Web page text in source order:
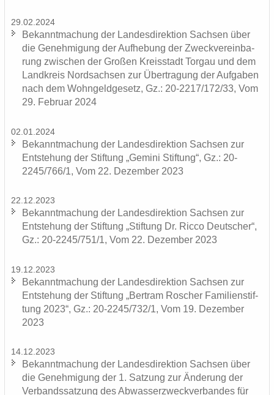
29.02.2024
Be­kannt­ma­chung der Lan­des­di­rek­ti­on Sach­sen über
die Ge­neh­mi­gung der Auf­he­bung der Zweck­ver­ein­ba­
rung zwi­schen der Gro­ßen Kreis­stadt Tor­gau und dem
Land­kreis Nord­sach­sen zur Über­tra­gung der Auf­ga­ben
nach dem Wohn­geld­ge­setz, Gz.: 20-2217/172/33, Vom
29. Fe­bru­ar 2024
02.01.2024
Be­kannt­ma­chung der Lan­des­di­rek­ti­on Sach­sen zur
Ent­ste­hung der Stif­tung „Ge­mi­ni Stif­tung“, Gz.: 20-
2245/766/1, Vom 22. De­zem­ber 2023
22.12.2023
Be­kannt­ma­chung der Lan­des­di­rek­ti­on Sach­sen zur
Ent­ste­hung der Stif­tung „Stif­tung Dr. Ricco Deut­scher“,
Gz.: 20-2245/751/1, Vom 22. De­zem­ber 2023
19.12.2023
Be­kannt­ma­chung der Lan­des­di­rek­ti­on Sach­sen zur
Ent­ste­hung der Stif­tung „Bert­ram Ro­scher Fa­mi­li­en­stif­
tung 2023“, Gz.: 20-2245/732/1, Vom 19. De­zem­ber
2023
14.12.2023
Be­kannt­ma­chung der Lan­des­di­rek­ti­on Sach­sen über
die Ge­neh­mi­gung der 1. Sat­zung zur Än­de­rung der
Ver­bands­sat­zung des Ab­was­ser­zweck­ver­ban­des für